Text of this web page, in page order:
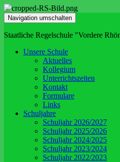
Navigation umschalten
Staatliche Regelschule "Vordere
Unsere Schule
Aktuelles
Kollegium
Unterrichtszeiten
Kontakt
Formulare
Links
Schuljahre
Schuljahr 2026/2027
Schuljahr 2025/2026
Schuljahr 2024/2025
Schuljahr 2023/2024
Schuljahr 2022/2023